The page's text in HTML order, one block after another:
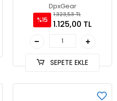
DpxGear
%15
1.323,53 TL
1.125,00 TL
SEPETE EKLE